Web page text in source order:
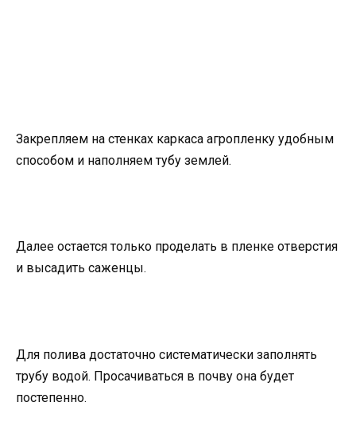
Закрепляем на стенках каркаса агропленку удобным
способом и наполняем тубу землей.
Далее остается только проделать в пленке отверстия
и высадить саженцы.
Для полива достаточно систематически заполнять
трубу водой. Просачиваться в почву она будет
постепенно.